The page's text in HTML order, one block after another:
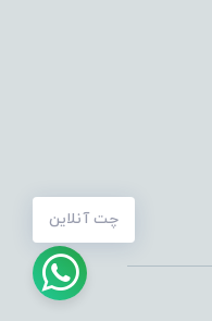
چت آنلاین